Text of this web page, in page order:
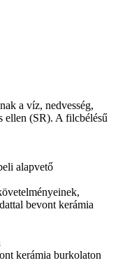
a víz, nedvesség,
ellen (SR). A filcbélésű
alapvető
bevont kerámia
kerámia burkolaton